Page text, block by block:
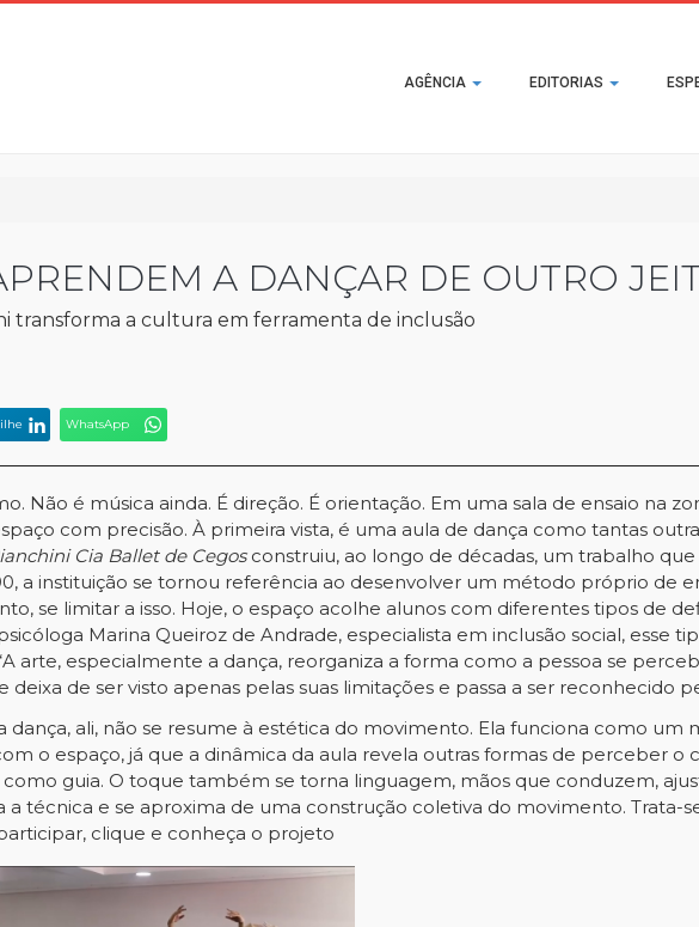
Main
navigation
AGÊNCIA EDITORIAS
A DANÇAR DE OUTRO
transforma a cultura em ferramenta de inclusão
WhatsApp
Não é música ainda. É direção. É orientação. Em uma sala de ensaio na
com precisão. À primeira vista, é uma aula de dança como tantas
Cia Ballet de Cegosconstruiu, ao longo de décadas, um trabalho
a instituição se tornou referência ao desenvolver um método próprio de
se limitar a isso. Hoje, o espaço acolhe alunos com diferentes tipos de
Marina Queiroz de Andrade, especialista em inclusão social, esse
arte, especialmente a dança, reorganiza a forma como a pessoa se
deixa de ser visto apenas pelas suas limitações e passa a ser reconhecido
dança, ali, não se resume à estética do movimento. Ela funciona como um
o espaço, já que a dinâmica da aula revela outras formas de perceber o
guia. O toque também se torna linguagem, mãos que conduzem,
a técnica e se aproxima de uma construção coletiva do movimento. Trata-
clique e conheça o projeto